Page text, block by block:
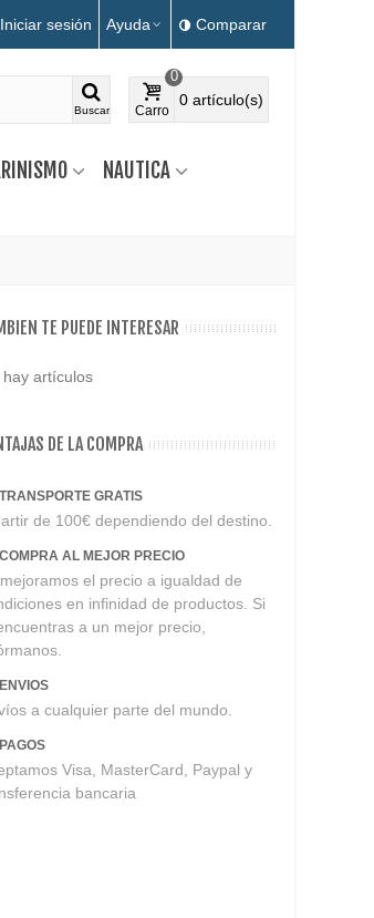
Iniciar sesión Ayuda Comparar
Buscar Carro
0
0 artículo(s)
NAUTICA
TE PUEDE INTERESAR
hay artículos
DE LA COMPRA
TRANSPORTE GRATIS
de 100€ dependiendo del destino.
COMPRA AL MEJOR PRECIO
el precio a igualdad de
en infinidad de productos. Si
a un mejor precio,
ENVIOS
a cualquier parte del mundo.
PAGOS
Visa, MasterCard, Paypal y
bancaria